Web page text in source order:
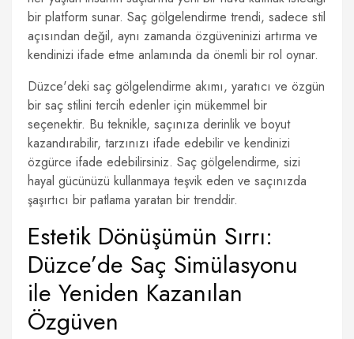
bir platform sunar. Saç gölgelendirme trendi, sadece stil
açısından değil, aynı zamanda özgüveninizi artırma ve
kendinizi ifade etme anlamında da önemli bir rol oynar.
Düzce'deki saç gölgelendirme akımı, yaratıcı ve özgün
bir saç stilini tercih edenler için mükemmel bir
seçenektir. Bu teknikle, saçınıza derinlik ve boyut
kazandırabilir, tarzınızı ifade edebilir ve kendinizi
özgürce ifade edebilirsiniz. Saç gölgelendirme, sizi
hayal gücünüzü kullanmaya teşvik eden ve saçınızda
şaşırtıcı bir patlama yaratan bir trenddir.
Estetik Dönüşümün Sırrı:
Düzce’de Saç Simülasyonu
ile Yeniden Kazanılan
Özgüven